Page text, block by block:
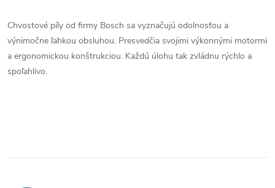
d
a
c
r
Chvostové píly od firmy Bosch sa vyznačujú odolnosťou a
výnimočne ľahkou obsluhou. Presvedčia svojimi výkonnými motormi
a ergonomickou konštrukciou. Každú úlohu tak zvládnu rýchlo a
spoľahlivo.